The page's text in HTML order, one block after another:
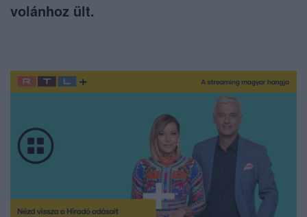
volánhoz ült.